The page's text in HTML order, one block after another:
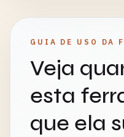
GUIA DE USO DA
Veja
esta
que ela